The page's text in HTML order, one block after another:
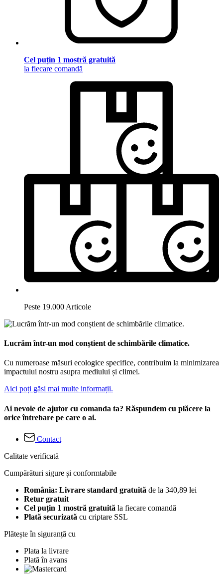
Cel puțin 1 mostră gratuită
la fiecare comandă
Peste 19.000 Articole
Lucrăm într-un mod conștient de schimbările climatice.
Cu numeroase măsuri ecologice specifice, contribuim la minimizarea
impactului nostru asupra mediului și climei.
Aici poți găsi mai multe informații.
Ai nevoie de ajutor cu comanda ta? Răspundem cu plăcere la
orice întrebare pe care o ai.
Contact
Calitate verificată
Cumpărături sigure și conformtabile
România: Livrare standard gratuită de la 340,89 lei
Retur gratuit
Cel puțin 1 mostră gratuită la fiecare comandă
Plată securizată cu criptare SSL
Plătește în siguranță cu
Plata la livrare
Plată în avans